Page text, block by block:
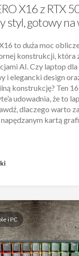
X16 z RTX
styl, gotowy na
to duża moc
konstrukcji, która
AI. Czy laptop
i elegancki design
konstrukcję? Ten
udowadnia, że to
dlaczego warto
kartą
i PC